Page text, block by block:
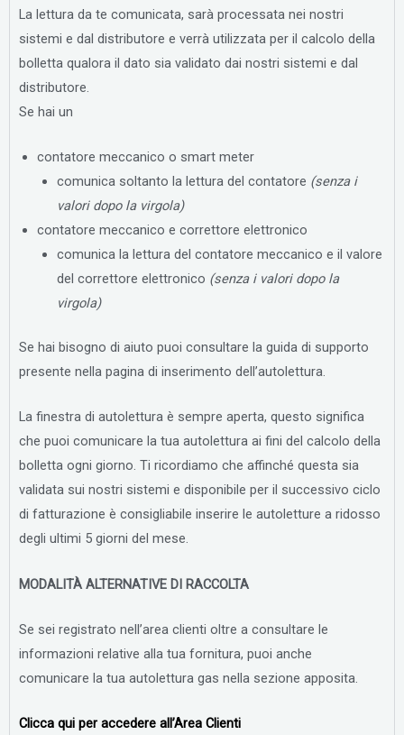
La lettura da te comunicata, sarà processata nei nostri
sistemi e dal distributore e verrà utilizzata per il calcolo della
bolletta qualora il dato sia validato dai nostri sistemi e dal
distributore.
Se hai un
contatore meccanico o smart meter
comunica soltanto la lettura del contatore (senza i
valori dopo la virgola)
contatore meccanico e correttore elettronico
comunica la lettura del contatore meccanico e il valore
del correttore elettronico (senza i valori dopo la
virgola)
Se hai bisogno di aiuto puoi consultare la guida di supporto
presente nella pagina di inserimento dell’autolettura.
La finestra di autolettura è sempre aperta, questo significa
che puoi comunicare la tua autolettura ai fini del calcolo della
bolletta ogni giorno. Ti ricordiamo che affinché questa sia
validata sui nostri sistemi e disponibile per il successivo ciclo
di fatturazione è consigliabile inserire le autoletture a ridosso
degli ultimi 5 giorni del mese.
MODALITÀ ALTERNATIVE DI RACCOLTA
Se sei registrato nell’area clienti oltre a consultare le
informazioni relative alla tua fornitura, puoi anche
comunicare la tua autolettura gas nella sezione apposita.
Clicca qui per accedere all’Area Clienti